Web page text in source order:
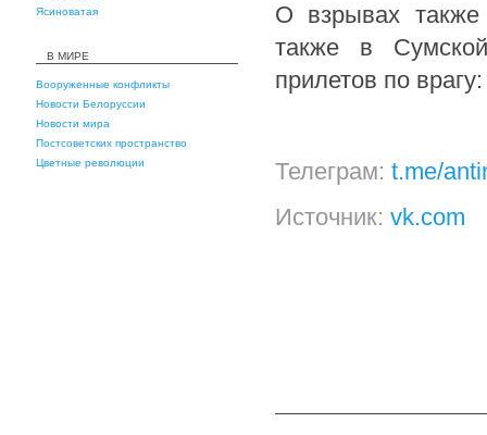
Ясиноватая
В МИРЕ
Вооруженные конфликты
Новости Белоруссии
Новости мира
Постсоветских пространство
Цветные революции
О взрывах
также в
прилетов по
Телеграм: t.me/
Источник: vk.com